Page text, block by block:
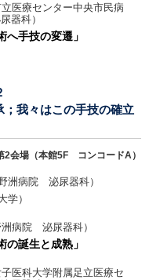
立医療センター中央市民病
器科）
へ手技の変遷」
我々はこの手技の確立
場（本館5F コンコードA）
野洲病院 泌尿器科）
学）
洲病院 泌尿器科）
の誕生と成熟」
子医科大学附属足立医療セ